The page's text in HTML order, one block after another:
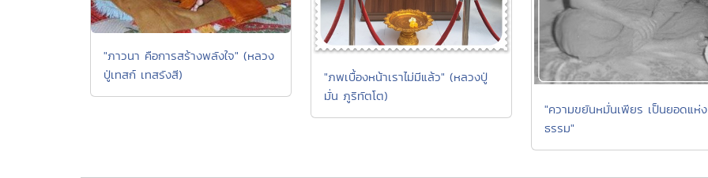
"ภาวนา คือการสร้างพลังใจ" (หลวง
ปู่เทสก์ เทสรังสี)
"ภพเบื้องหน้าเราไม่มีแล้ว" (หลวงปู่
มั่น ภูริทัตโต)
"ความขยันหมั่นเพียร เป็นยอดแห่ง
ธรรม"